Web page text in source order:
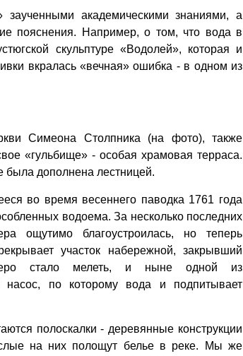
академическими знаниями, а
пояснения. Например, о том, что вода в
скульптуре «Водолей», которая и
вкралась «вечная» ошибка - в одном из
Симеона Столпника (на фото), также
«гульбище» - особая храмовая терраса.
была дополнена лестницей.
во время весеннего паводка 1761 года
водоема. За несколько последних
ощутимо благоустроилась, но теперь
участок набережной, закрывший
стало мелеть, и ныне одной из
насос, по которому вода и подпитывает
полоскалки - деревянные конструкции
на них полощут белье в реке. Мы же